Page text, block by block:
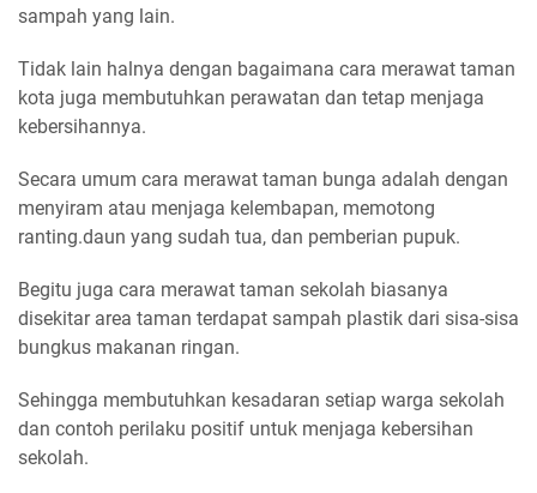
sampah yang lain.
Tidak lain halnya dengan bagaimana cara merawat taman
kota juga membutuhkan perawatan dan tetap menjaga
kebersihannya.
Secara umum cara merawat taman bunga adalah dengan
menyiram atau menjaga kelembapan, memotong
ranting.daun yang sudah tua, dan pemberian pupuk.
Begitu juga cara merawat taman sekolah biasanya
disekitar area taman terdapat sampah plastik dari sisa-sisa
bungkus makanan ringan.
Sehingga membutuhkan kesadaran setiap warga sekolah
dan contoh perilaku positif untuk menjaga kebersihan
sekolah.